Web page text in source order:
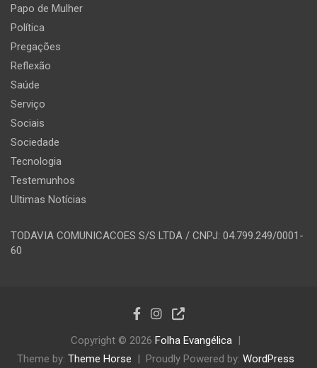
Papo de Mulher
Política
Pregações
Reflexão
Saúde
Serviço
Sociais
Sociedade
Tecnologia
Testemunhos
Ultimas Notícias
TODAVIA COMUNICACOES S/S LTDA / CNPJ: 04.799.249/0001-
60
Copyright © 2026 Folha Evangélica
Theme by: Theme Horse Proudly Powered by: WordPress